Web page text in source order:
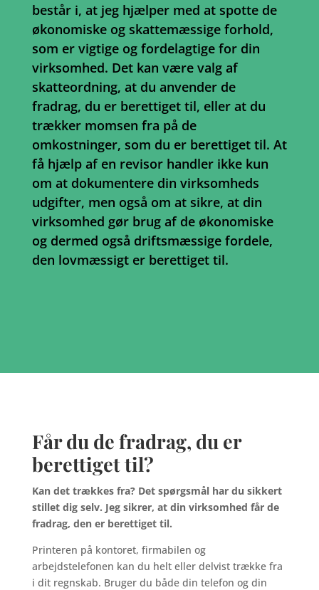
består i, at jeg hjælper med at spotte de
økonomiske og skattemæssige forhold,
som er vigtige og fordelagtige for din
virksomhed. Det kan være valg af
skatteordning, at du anvender de
fradrag, du er berettiget til, eller at du
trækker momsen fra på de
omkostninger, som du er berettiget til. At
få hjælp af en revisor handler ikke kun
om at dokumentere din virksomheds
udgifter, men også om at sikre, at din
virksomhed gør brug af de økonomiske
og dermed også driftsmæssige fordele,
den lovmæssigt er berettiget til.
Får du de fradrag, du er
berettiget til?
Kan det trækkes fra? Det spørgsmål har du sikkert
stillet dig selv. Jeg sikrer, at din virksomhed får de
fradrag, den er berettiget til.
Printeren på kontoret, firmabilen og
arbejdstelefonen kan du helt eller delvist trække fra
i dit regnskab. Bruger du både din telefon og din